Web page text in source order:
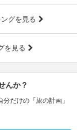
グを見る
を見る
んか？
だけの「旅の計画」